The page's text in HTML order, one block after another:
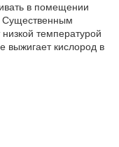
в помещении
Существенным
температурой
выжигает кислород в